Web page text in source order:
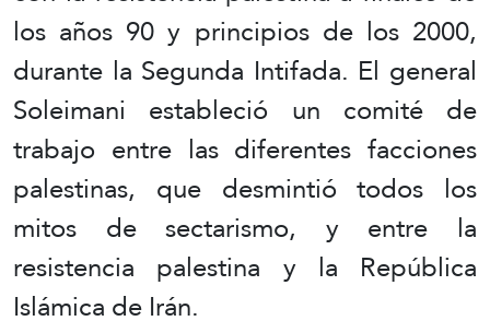
los años 90 y principios de los 2000,
durante la Segunda Intifada. El general
Soleimani estableció un comité de
trabajo entre las diferentes facciones
palestinas, que desmintió todos los
mitos de sectarismo, y entre la
resistencia palestina y la República
Islámica de Irán.